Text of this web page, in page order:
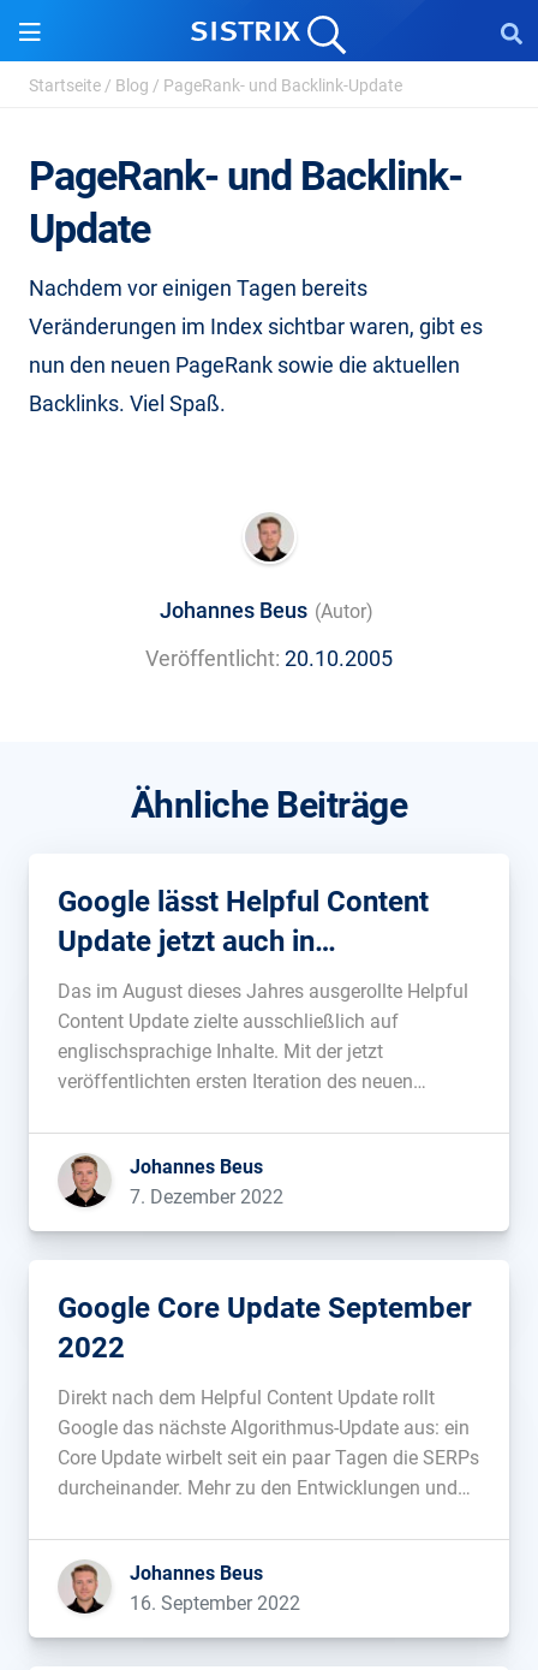
Startseite / Blog / PageRank- und Backlink-Update
PageRank- und Backlink-
Update
Nachdem vor einigen Tagen bereits
Veränderungen im Index sichtbar waren, gibt es
nun den neuen PageRank sowie die aktuellen
Backlinks. Viel Spaß.
Johannes Beus (Autor)
Veröffentlicht: 20.10.2005
Ähnliche Beiträge
Google lässt Helpful Content
Update jetzt auch in
Deutschland frei
Das im August dieses Jahres ausgerollte Helpful
Content Update zielte ausschließlich auf
englischsprachige Inhalte. Mit der jetzt
veröffentlichten ersten Iteration des neuen
Sprachen neu bewertet....
Johannes Beus
7. Dezember 2022
Google Core Update September
2022
Direkt nach dem Helpful Content Update rollt
Google das nächste Algorithmus-Update aus: ein
Core Update wirbelt seit ein paar Tagen die SERPs
durcheinander. Mehr zu den Entwicklungen und
Johannes Beus
16. September 2022